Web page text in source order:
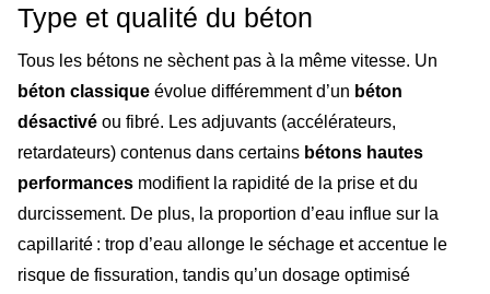
Type et qualité du béton
Tous les bétons ne sèchent pas à la même vitesse. Un
béton classique évolue différemment d’un béton
désactivé ou fibré. Les adjuvants (accélérateurs,
retardateurs) contenus dans certains bétons hautes
performances modifient la rapidité de la prise et du
durcissement. De plus, la proportion d’eau influe sur la
capillarité : trop d’eau allonge le séchage et accentue le
risque de fissuration, tandis qu’un dosage optimisé